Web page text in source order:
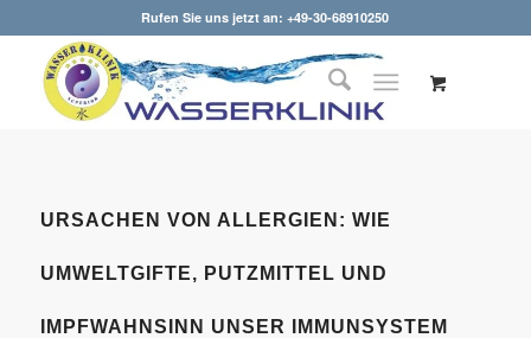
Rufen Sie uns jetzt an: +49-30-68910250
URSACHEN VON ALLERGIEN: WIE
UMWELTGIFTE, PUTZMITTEL UND
IMPFWAHNSINN UNSER IMMUNSYSTEM